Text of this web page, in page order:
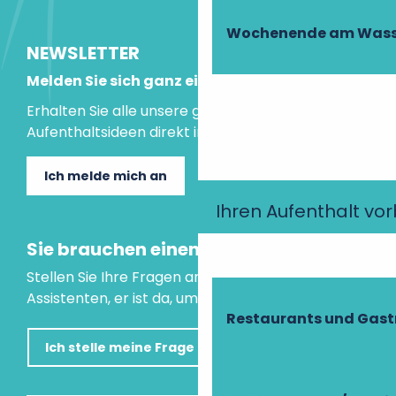
Wochenende am
Ihren Aufenthalt
Restaurants und
NEWSLETTER
Melden Sie sich ganz einfach an!
Erhalten Sie alle unsere guten Tipps und
Aufenthaltsideen direkt in Ihre Mailbox.
Ich melde mich an
Sie brauchen einen Rat?
Stellen Sie Ihre Fragen an unseren virtuellen
Assistenten, er ist da, um Ihnen zu helfen.
Ich stelle meine Frage